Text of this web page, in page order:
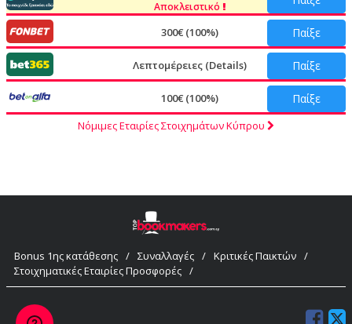
Αποκλειστικό
300€ (100%) Παίξε
Λεπτομέρειες (Details) Παίξε
100€ (100%) Παίξε
Νόμιμες Εταιρίες Στοιχημάτων Κύπρου
Bonus 1ης κατάθεσης / Συναλλαγές / Κριτικές Παικτών /
Στοιχηματικές Εταιρίες Προσφορές /